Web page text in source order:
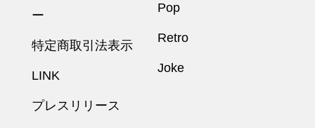
ー
特定商取引法表示
LINK
プレスリリース
Pop
Retro
Joke